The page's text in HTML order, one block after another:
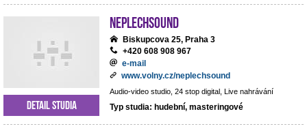
NEPLECHSOUND
Biskupcova 25, Praha 3
+420 608 908 967
e-mail
www.volny.cz/neplechsound
Audio-video studio, 24 stop digital, Live nahrávání
Typ studia: hudební, masteringové
Detail studia